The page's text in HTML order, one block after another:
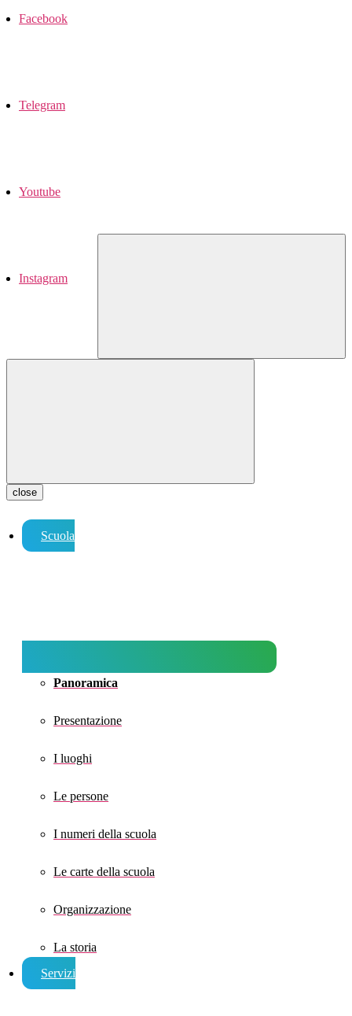
Facebook
Telegram
Youtube
Instagram
close
Scuola
Panoramica
Presentazione
I luoghi
Le persone
I numeri della scuola
Le carte della scuola
Organizzazione
La storia
Servizi